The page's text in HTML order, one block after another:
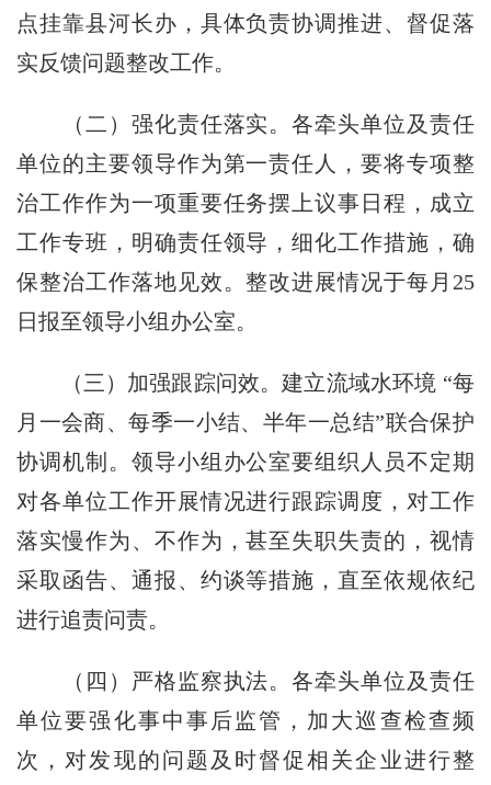
点挂靠县河长办，具体负责协调推进、督促落
实反馈问题整改工作。
（二）强化责任落实。各牵头单位及责任
单位的主要领导作为第一责任人，要将专项整
治工作作为一项重要任务摆上议事日程，成立
工作专班，明确责任领导，细化工作措施，确
保整治工作落地见效。整改进展情况于每月25
日报至领导小组办公室。
（三）加强跟踪问效。建立流域水环境 “每
月一会商、每季一小结、半年一总结”联合保护
协调机制。领导小组办公室要组织人员不定期
对各单位工作开展情况进行跟踪调度，对工作
落实慢作为、不作为，甚至失职失责的，视情
采取函告、通报、约谈等措施，直至依规依纪
进行追责问责。
（四）严格监察执法。各牵头单位及责任
单位要强化事中事后监管，加大巡查检查频
次，对发现的问题及时督促相关企业进行整